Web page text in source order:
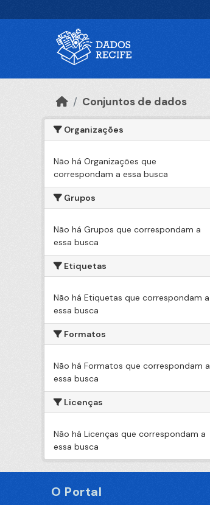
Conjuntos de dados
Organizações
Não há Organizações que
correspondam a essa busca
Grupos
Não há Grupos que correspondam a
essa busca
Etiquetas
Não há Etiquetas que correspondam a
essa busca
Formatos
Não há Formatos que correspondam a
essa busca
Licenças
Não há Licenças que correspondam a
essa busca
O Portal